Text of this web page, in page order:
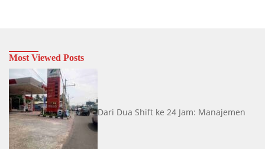
Most Viewed Posts
Dari Dua Shift ke 24 Jam: Manajemen